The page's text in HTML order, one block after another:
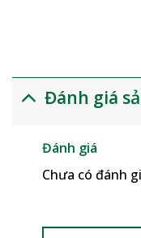
Đánh giá
Đánh giá
Chưa có đánh